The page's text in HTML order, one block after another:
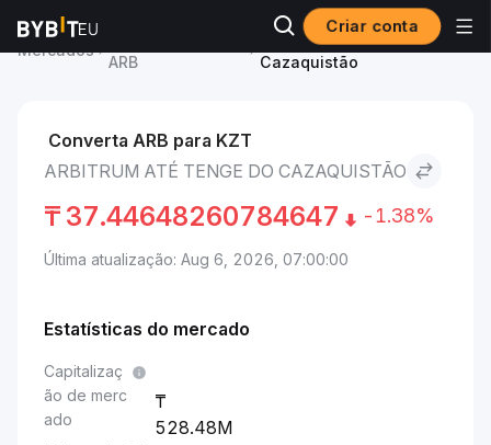
Criar conta
Mercados
ARB
Arbitrum to Tenge do
Cazaquistão
Converta ARB para KZT
ARBITRUM ATÉ TENGE DO CAZAQUISTÃO
₸ 37.44648260784647 -1.38%
Última atualização: Aug 6, 2026, 07:00:00
Estatísticas do mercado
Capitalizaç
ão de merc
ado
528.48M